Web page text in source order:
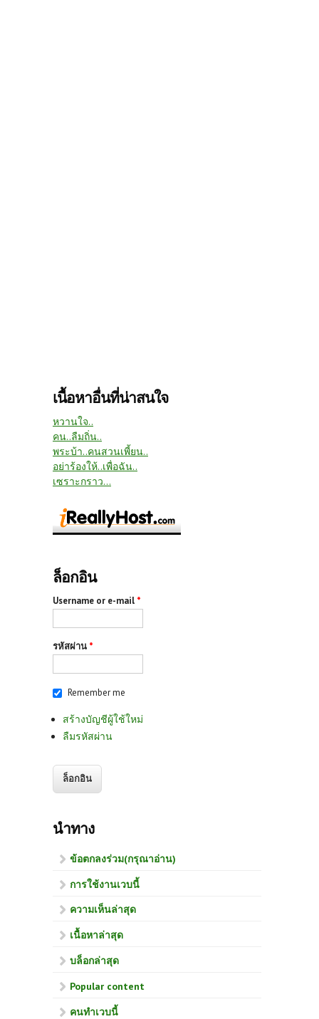
เนื้อหาอื่นที่น่าสนใจ
หวานใจ..
คน..ลืมถิ่น..
พระบ้า..คนสวนเพี้ยน..
อย่าร้องให้..เพื่อฉัน..
เซราะกราว...
ล็อกอิน
Username or e-mail *
รหัสผ่าน *
Remember me
สร้างบัญชีผู้ใช้ใหม่
ลืมรหัสผ่าน
นำทาง
ข้อตกลงร่วม(กรุณาอ่าน)
การใช้งานเวบนี้
ความเห็นล่าสุด
เนื้อหาล่าสุด
บล็อกล่าสุด
Popular content
คนทำเวบนี้